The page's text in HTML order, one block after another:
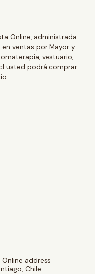
Online, administrada
ventas por Mayor y
vestuario,
usted podrá comprar
address
Chile.